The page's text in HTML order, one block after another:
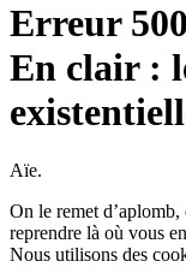
Erreur
En clair :
Aïe.
On le remet
reprendre là où vous
Nous utilisons des